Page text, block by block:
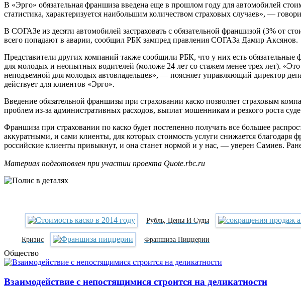
В «Эрго» обязательная франшиза введена еще в прошлом году для автомобилей
статистика, характеризуется наибольшим количеством страховых случаев», —
В СОГАЗе из десяти автомобилей застраховать с обязательной франшизой (3% от
всего попадают в аварии, сообщил РБК зампред правления СОГАЗа Дамир Аксянов.
Представители других компаний также сообщили РБК, что у них есть
для молодых и неопытных водителей (моложе 24 лет со стажем менее трех лет).
неподъемной для молодых автовладельцев», — поясняет управляющий директор
действует для клиентов «Эрго».
Введение обязательной франшизы при страховании каско позволяет страховым
проблем из‑за административных расходов, выплат мошенникам и резкого роста
Франшиза при страховании по каско будет постепенно получать все большее
аккуратными, и сами клиенты, для которых стоимость услуги снижается
российские клиенты привыкнут, и она станет нормой и у нас, — уверен Самиев.
Материал подготовлен при участии проекта Quote.rbc.ru
Рубль, Цены И Суды
Кризис Франшиза Пиццерии
Общество
Взаимодействие с непостящимися строится на деликатности